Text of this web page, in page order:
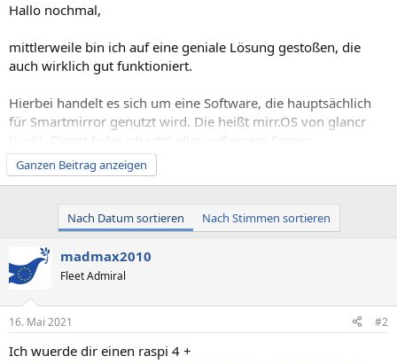
Hallo nochmal,
mittlerweile bin ich auf eine geniale Lösung gestoßen, die
auch wirklich gut funktioniert.
Hierbei handelt es sich um eine Software, die hauptsächlich
für Smartmirror genutzt wird. Die heißt mirr.OS von glancr
). Damit habe ich jetzt alles auf einem Screen
zusammengestellt. Alles aktualisiert sich regelmäßig und das
auch bislang ohne Probleme.
Also für alle, die das auch interessiert und nach eine Lösung
suchen. 😊
Danke dennoch für jegliche Mithilfe.
Ganzen Beitrag anzeigen
Nach Datum sortieren Nach Stimmen sortieren
madmax2010
Fleet Admiral
16. Mai 2021 #2
Ich wuerde dir einen raspi 4 +